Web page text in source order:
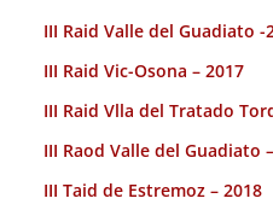
III Raid Valle del Guadiato -
III Raid Vic-Osona – 2017
III Raid Vlla del Tratado
III Raod Valle del Guadiato
III Taid de Estremoz – 2018